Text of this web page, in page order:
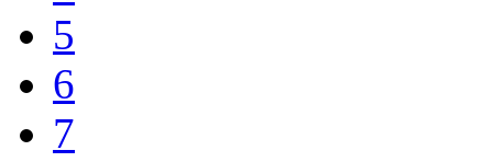
5
6
7